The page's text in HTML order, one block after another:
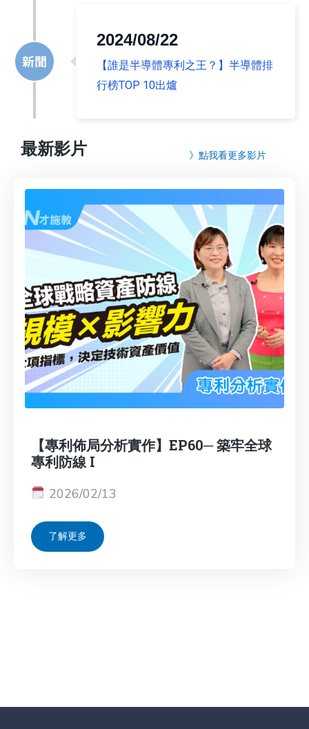
2024/08/22
【誰是半導體專利之王？】半導體排
行榜TOP 10出爐
最新影片 》點我看更多影片
【專利佈局分析實作】EP60─ 築牢全球
專利防線 I
2026/02/13
了解更多